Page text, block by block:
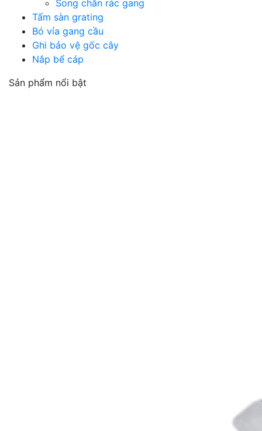
Song chắn rác gang
Tấm sàn grating
Bó vỉa gang cầu
Ghi bảo vệ gốc cây
Nắp bể cáp
Sản phẩm nổi bật